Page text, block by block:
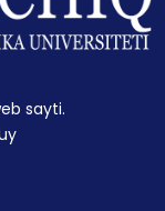
sayti.